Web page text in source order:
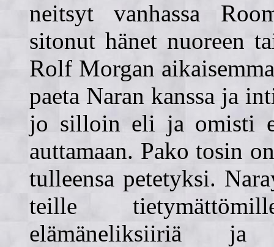
neitsyt vanhassa
sitonut hänet nuoreen
Rolf Morgan
paeta Naran kanssa ja
jo silloin eli ja omisti
auttamaan. Pako tosin
tulleensa petetyksi.
teille
elämäneliksiiriä